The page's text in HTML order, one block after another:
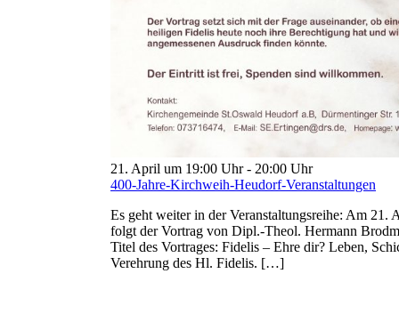
21. April um 19:00 Uhr- 20:00 Uhr
400-Jahre-Kirchweih-Heudorf-Veranstaltungen
Es geht weiter in der Veranstaltungsreihe: Am 21.
folgt der Vortrag von Dipl.-Theol. Hermann
Titel des Vortrages: Fidelis – Ehre dir? Leben,
Verehrung des Hl. Fidelis. […]